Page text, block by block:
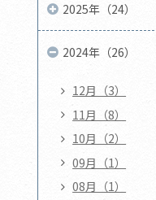
2025年（24）
2024年（26）
12月（3）
11月（8）
10月（2）
09月（1）
08月（1）